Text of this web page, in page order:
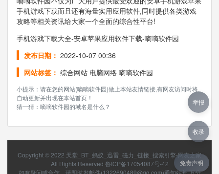
手机游戏下载而且还有海量实用应用软件,同时提供各类游戏
攻略等相关资讯给大家一个全面的综合性平台!
手机游戏下载大全-安卓苹果应用软件下载-嘀嘀软件园
发布日期： 2022-10-07 00:36
网站标签： 综合网站 电脑网络 嘀嘀软件园
小提示：请在您的网站(嘀嘀软件园)做上本站友情链接,有网友访问时将
自动更新并出现在本站首页！
猜一猜：嘀嘀软件园的域名是什么？
Copyright © 2022 天堂_BT_蚂蚁_迅雷_磁力_链接_搜索引擎-网友之家
All Rights Reserved 鲁ICP备17054087号-42
免责声明
举报
收录